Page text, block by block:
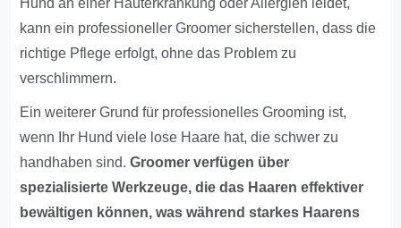
Hund an einer Hauterkrankung oder Allergien leidet,
kann ein professioneller Groomer sicherstellen, dass die
richtige Pflege erfolgt, ohne das Problem zu
verschlimmern.
Ein weiterer Grund für professionelles Grooming ist,
wenn Ihr Hund viele lose Haare hat, die schwer zu
handhaben sind.Groomer verfügen über
spezialisierte Werkzeuge, die das Haaren effektiver
bewältigen können, was während starkes Haarens